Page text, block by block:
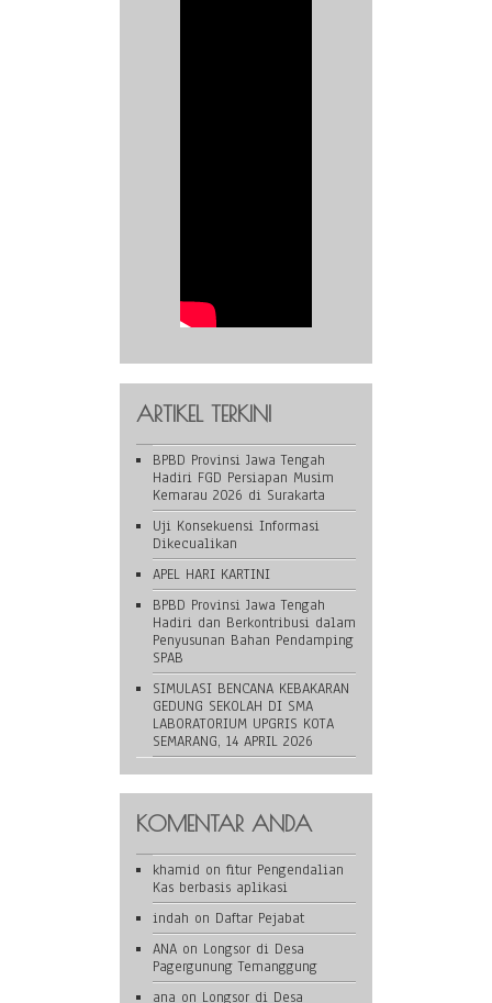
ARTIKEL TERKINI
BPBD Provinsi Jawa Tengah
Hadiri FGD Persiapan Musim
Kemarau 2026 di Surakarta
Uji Konsekuensi Informasi
Dikecualikan
APEL HARI KARTINI
BPBD Provinsi Jawa Tengah
Hadiri dan Berkontribusi dalam
Penyusunan Bahan Pendamping
SPAB
SIMULASI BENCANA KEBAKARAN
GEDUNG SEKOLAH DI SMA
LABORATORIUM UPGRIS KOTA
SEMARANG, 14 APRIL 2026
KOMENTAR ANDA
khamid on fitur Pengendalian
Kas berbasis aplikasi
indah on Daftar Pejabat
ANA on Longsor di Desa
Pagergunung Temanggung
ana on Longsor di Desa